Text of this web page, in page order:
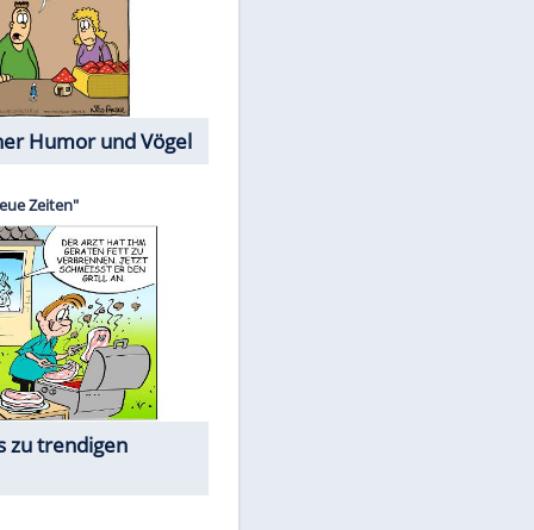
Cartoons mit wahren
Lebensgeschichten
Memo-Spiel